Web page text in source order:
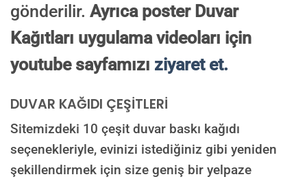
gönderilir. Ayrıca poster Duvar
Kağıtları uygulama videoları için
youtube sayfamızı ziyaret et.
DUVAR KAĞIDI ÇEŞİTLERİ
Sitemizdeki 10 çeşit duvar baskı kağıdı
seçenekleriyle, evinizi istediğiniz gibi yeniden
şekillendirmek için size geniş bir yelpaze